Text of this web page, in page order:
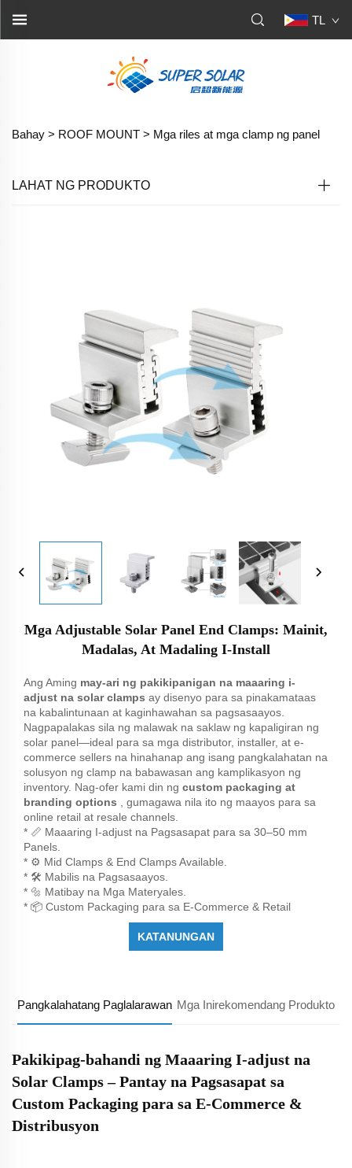
TL
Bahay > ROOF MOUNT > Mga riles at mga clamp ng panel
LAHAT NG PRODUKTO
Mga Adjustable Solar Panel End Clamps: Mainit,
Madalas, At Madaling I-Install
Ang Aming may-ari ng pakikipanigan na maaaring i-
adjust na solar clamps ay disenyo para sa pinakamataas
na kabalintunaan at kaginhawahan sa pagsasaayos.
Nagpapalakas sila ng malawak na saklaw ng kapaligiran ng
solar panel—ideal para sa mga distributor, installer, at e-
commerce sellers na hinahanap ang isang pangkalahatan na
solusyon ng clamp na babawasan ang kamplikasyon ng
inventory. Nag-ofer kami din ng custom packaging at
branding options
, gumagawa nila ito ng maayos para sa
online retail at resale channels.
* 📏 Maaaring I-adjust na Pagsasapat para sa 30–50 mm
Panels.
* ⚙️ Mid Clamps & End Clamps Available.
* 🛠️ Mabilis na Pagsasaayos.
* 🔩 Matibay na Mga Materyales.
* 📦 Custom Packaging para sa E-Commerce & Retail
KATANUNGAN
Pangkalahatang Paglalarawan Mga Inirekomendang Produkto
Pakikipag-bahandi ng Maaaring I-adjust na
Solar Clamps – Pantay na Pagsasapat sa
Custom Packaging para sa E-Commerce &
Distribusyon